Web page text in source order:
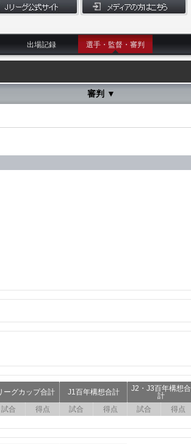
出場記録 選手・監督・審判
審判 ▼
ーグカップ合計 J1百年構想合計
J2・J3百年構想合
計
試合 得点 試合 得点 試合 得点